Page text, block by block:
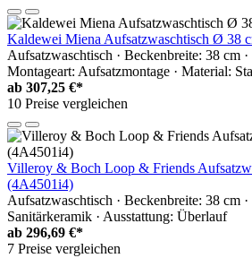
Kaldewei Miena Aufsatzwaschtisch Ø 38
Aufsatzwaschtisch · Beckenbreite: 38 cm ·
Montageart: Aufsatzmontage · Material:
ab 307,25 €*
10 Preise vergleichen
Villeroy & Boch Loop & Friends
(4A4501i4)
Aufsatzwaschtisch · Beckenbreite: 38 cm
Sanitärkeramik · Ausstattung: Überlauf
ab 296,69 €*
7 Preise vergleichen